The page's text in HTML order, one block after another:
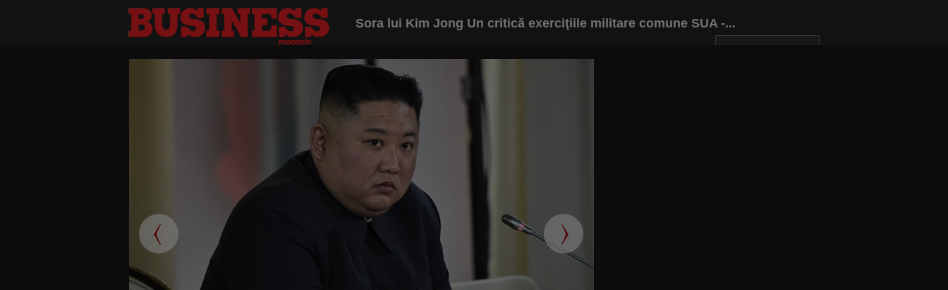
Sora lui Kim Jong Un critică exerciţiile militare comune SUA -...